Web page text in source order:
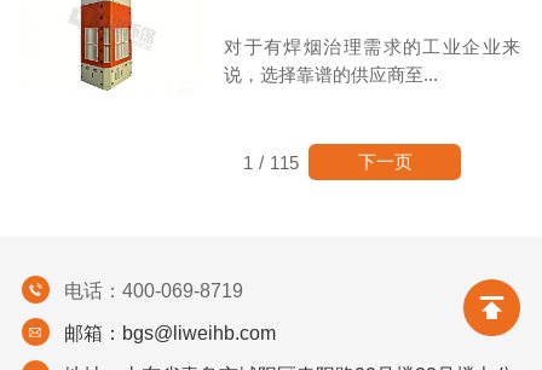
对于有焊烟治理需求的工业企业来
说，选择靠谱的供应商至...
1 / 115 下一页
电话：400-069-8719
邮箱：bgs@liweihb.com